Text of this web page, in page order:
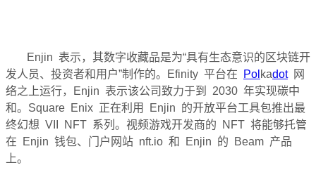
Enjin 表示，其数字收藏品是为“具有生态意识的区块链开
发人员、投资者和用户”制作的。
Efinity 平台在 Pol kadot网
络之上运行，Enjin 表示该公司致力于到 2030 年实现碳中
和。Square Enix 正在利用 Enjin 的开放平台工具包推出最
终幻想 VII NFT 系列。 视频游戏开发商的 NFT 将能够托管
在 Enjin 钱包、门户网站 nft.io 和 Enjin 的 Beam 产品
上。